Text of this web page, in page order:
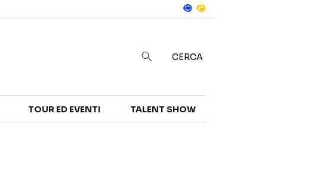
CERCA
TOUR ED EVENTI TALENT SHOW